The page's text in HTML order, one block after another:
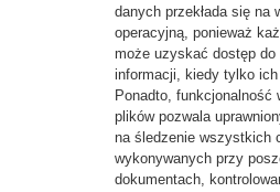
danych przekłada się na
operacyjną, ponieważ
może uzyskać dostęp do
informacji, kiedy tylko ich
Ponadto, funkcjonalność
plików pozwala
na śledzenie wszystkich
wykonywanych przy
dokumentach,